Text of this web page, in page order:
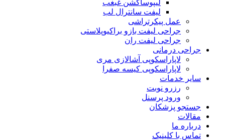
لیپوساکشن غبغب
لیفت سانترال لب
عمل پیکرتراشی
جراحی لیفت بازو براکیوپلاستی
جراحی لیفت ران
جراحی درمانی
لاپاراسکوپی آشالازی مری
لاپاراسکوپی کیسه صفرا
سایر خدمات
رزرو نوبت
ورود پرسنل
جستجو پزشکان
مقالات
درباره ما
تماس با کلینیک